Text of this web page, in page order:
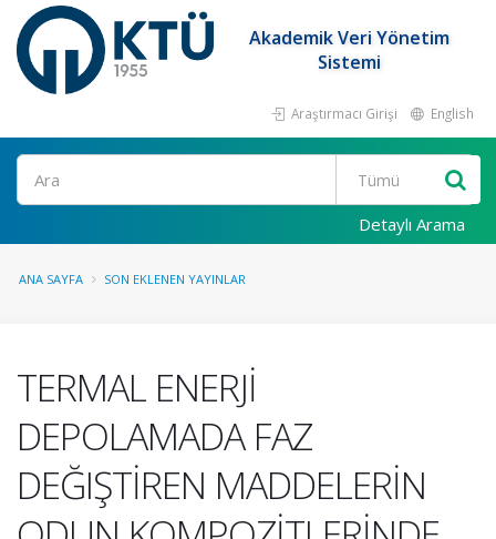
Akademik Veri Yönetim
Sistemi
Araştırmacı Girişi English
Ara
Detaylı Arama
ANA SAYFA SON EKLENEN YAYINLAR
TERMAL ENERJİ
DEPOLAMADA FAZ
DEĞIŞTİREN MADDELERİN